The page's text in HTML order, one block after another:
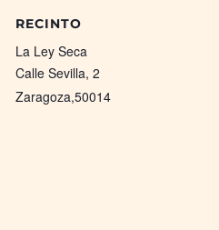
RECINTO
La Ley Seca
Calle Sevilla, 2
Zaragoza,50014